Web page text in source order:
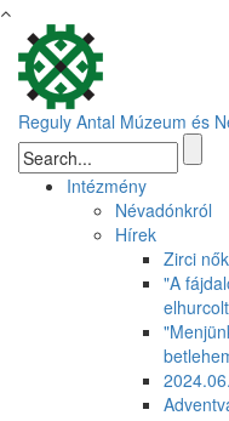
Ugrás a tartalomra
Reguly Antal Múzeum és
Keresés űrlap
Intézmény
Névadónkról
Hírek
Zirci nők
"A